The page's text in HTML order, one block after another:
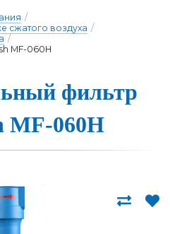
/
сжатого воздуха /
/
MF-060H
филь­тр
MF-060H